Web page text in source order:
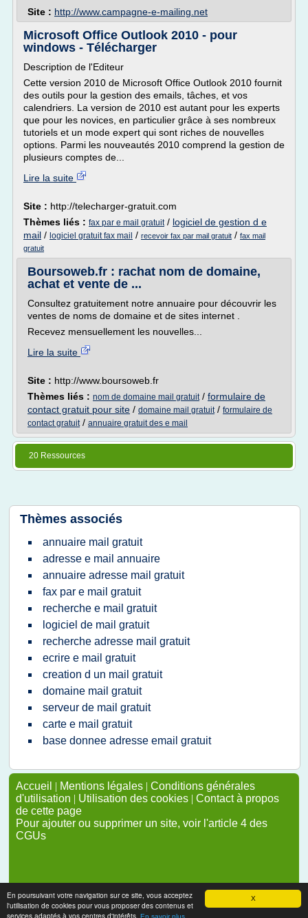
X
En poursuivant votre navigation sur ce site, vous acceptez
l'utilisation de cookies pour vous proposer des contenus et
services adaptés à vos centres d'intérêts. En savoir plus
Site : http://www.campagne-e-mailing.net
Microsoft Office Outlook 2010 - pour
windows - Télécharger
Description de l'Editeur
Cette version 2010 de Microsoft Office Outlook 2010 fournit
des outils pour la gestion des emails, tâches, et vos
calendriers. La version de 2010 est autant pour les experts
que pour les novices, en particulier grâce à ses nombreux
tutoriels et un mode expert qui sont riches de nouvelles
options. Parmi les nouveautés 2010 comprend la gestion de
plusieurs comptes de...
Lire la suite
Site : http://telecharger-gratuit.com
Thèmes liés : fax par e mail gratuit/ logiciel de gestion d e
mail / logiciel gratuit fax mail / recevoir fax par mail gratuit / fax mail
gratuit
Boursoweb.fr : rachat nom de domaine,
achat et vente de ...
Consultez gratuitement notre annuaire pour découvrir les
ventes de noms de domaine et de sites internet .
Recevez mensuellement les nouvelles...
Lire la suite
Site : http://www.boursoweb.fr
Thèmes liés : nom de domaine mail gratuit/ formulaire de
contact gratuit pour site / domaine mail gratuit/ formulaire de
contact gratuit/ annuaire gratuit des e mail
20 Ressources
Thèmes associés
annuaire mail gratuit
adresse e mail annuaire
annuaire adresse mail gratuit
fax par e mail gratuit
recherche e mail gratuit
logiciel de mail gratuit
recherche adresse mail gratuit
ecrire e mail gratuit
creation d un mail gratuit
domaine mail gratuit
serveur de mail gratuit
carte e mail gratuit
base donnee adresse email gratuit
Accueil | Mentions légales | Conditions générales
d'utilisation | Utilisation des cookies | Contact à propos
de cette page
Pour ajouter ou supprimer un site, voir l'article 4 des
CGUs